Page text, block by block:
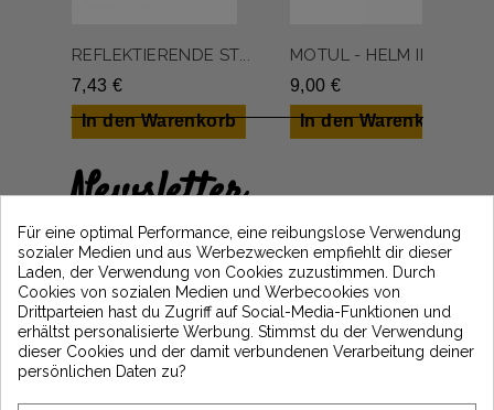
REFLEKTIERENDE ST...
7,43 €
In den Warenkorb
MOTUL - HELM INNE...
9,00 €
In den Warenkorb
Newsletter
Erhalten Sie 5€ Rabatt auf Ihre erste
Bestellung, indem Sie sich anmelden und
über die neuesten Vintage Motors-
Nachrichten informiert bleiben
*Dès 99€ d'achat. En vous abonnant à notre newsletter, vous reconnaissez avoir pris
Für eine optimal Performance, eine reibungslose Verwendung
sozialer Medien und aus Werbezwecken empfiehlt dir dieser
Laden, der Verwendung von Cookies zuzustimmen. Durch
Cookies von sozialen Medien und Werbecookies von
Drittparteien hast du Zugriff auf Social-Media-Funktionen und
erhältst personalisierte Werbung. Stimmst du der Verwendung
dieser Cookies und der damit verbundenen Verarbeitung deiner
persönlichen Daten zu?